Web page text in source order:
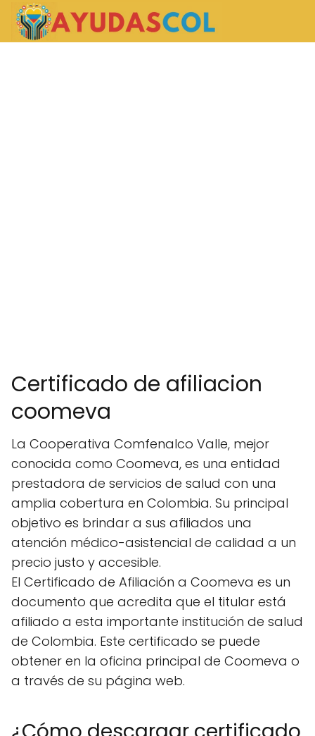
Certificado de afiliacion
coomeva
La Cooperativa Comfenalco Valle, mejor
conocida como Coomeva, es una entidad
prestadora de servicios de salud con una
amplia cobertura en Colombia. Su principal
objetivo es brindar a sus afiliados una
atención médico-asistencial de calidad a un
precio justo y accesible.
El Certificado de Afiliación a Coomeva es un
documento que acredita que el titular está
afiliado a esta importante institución de salud
de Colombia. Este certificado se puede
obtener en la oficina principal de Coomeva o
a través de su página web.